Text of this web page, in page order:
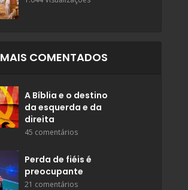
MAIS COMENTADOS
A Bíblia e o destino
da esquerda e da
direita
45 comentários
Perda de fiéis é
preocupante
21 comentários